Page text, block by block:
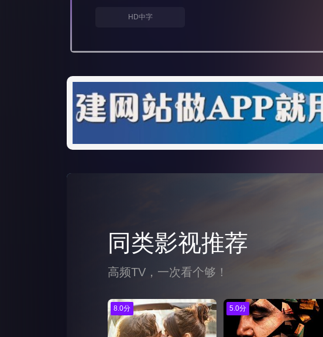
HD中字
同类影视推荐
高频TV，一次看个够！
8.0分 5.0分